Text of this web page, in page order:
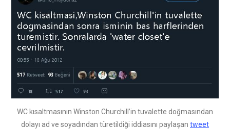
WC kısaltmasının Winston Churchill’in tuvalette doğmasından
dolayı ad ve soyadından türetildiği iddiasını paylaşan tweet